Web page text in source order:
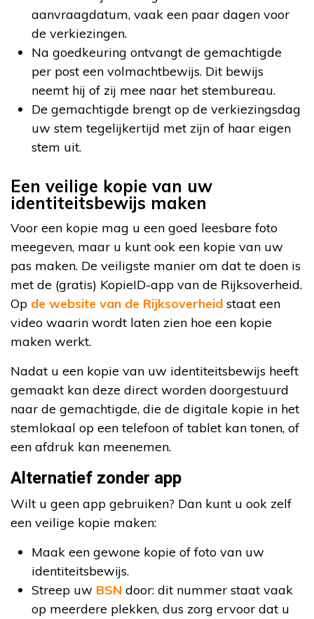
aanvraagdatum, vaak een paar dagen voor
de verkiezingen.
Na goedkeuring ontvangt de gemachtigde
per post een volmachtbewijs. Dit bewijs
neemt hij of zij mee naar het stembureau.
De gemachtigde brengt op de verkiezingsdag
uw stem tegelijkertijd met zijn of haar eigen
stem uit.
Een veilige kopie van uw
identiteitsbewijs maken
Voor een kopie mag u een goed leesbare foto
meegeven, maar u kunt ook een kopie van uw
pas maken. De veiligste manier om dat te doen is
met de (gratis) KopieID-app van de Rijksoverheid.
Op de website van de Rijksoverheid staat een
video waarin wordt laten zien hoe een kopie
maken werkt.
Nadat u een kopie van uw identiteitsbewijs heeft
gemaakt kan deze direct worden doorgestuurd
naar de gemachtigde, die de digitale kopie in het
stemlokaal op een telefoon of tablet kan tonen, of
een afdruk kan meenemen.
Alternatief zonder app
Wilt u geen app gebruiken? Dan kunt u ook zelf
een veilige kopie maken:
Maak een gewone kopie of foto van uw
identiteitsbewijs.
Streep uw BSN door: dit nummer staat vaak
op meerdere plekken, dus zorg ervoor dat u